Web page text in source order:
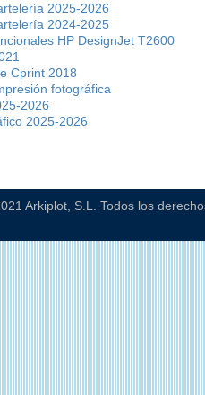
2025-2026
2024-2025
HP DesignJet T2600
Cprint 2018
fotográfica
2026
2025-2026
Arkiplot, S.L. Todos los